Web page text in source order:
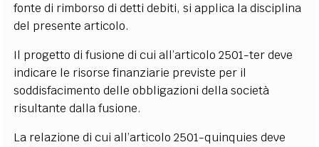
fonte di rimborso di detti debiti, si applica la disciplina
del presente articolo.
Il progetto di fusione di cui all’articolo 2501-ter deve
indicare le risorse finanziarie previste per il
soddisfacimento delle obbligazioni della società
risultante dalla fusione.
La relazione di cui all’articolo 2501-quinquies deve